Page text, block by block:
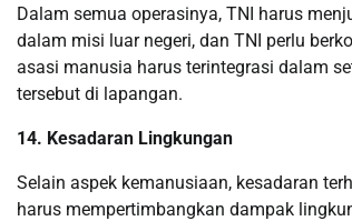
Dalam semua operasinya, TNI harus
dalam misi luar negeri, dan TNI perlu
asasi manusia harus terintegrasi dalam
tersebut di lapangan.
14. Kesadaran Lingkungan
Selain aspek kemanusiaan, kesadaran
harus mempertimbangkan dampak